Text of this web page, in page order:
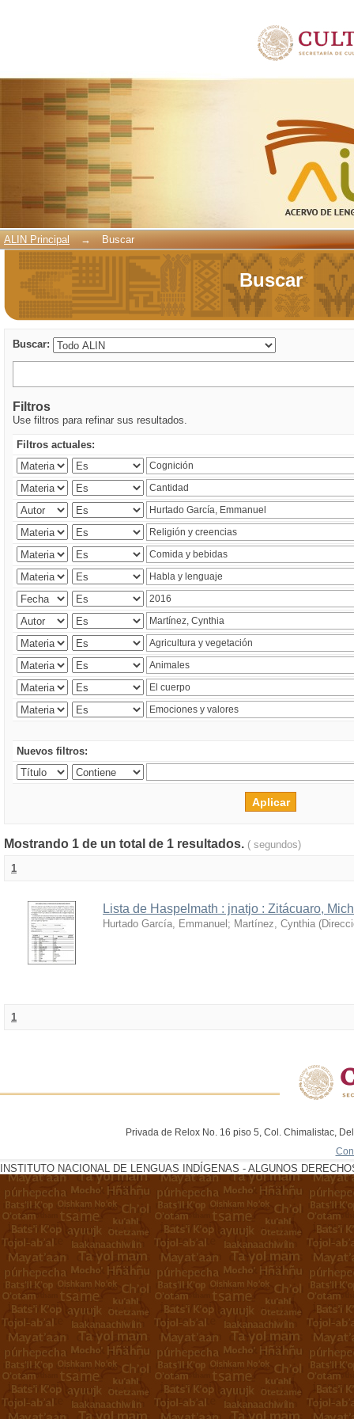
ALIN Principal → Buscar
Buscar
Buscar:
Filtros
Use filtros para refinar sus resultados.
Filtros actuales:
Nuevos filtros:
Mostrando 1 de un total de 1 resultados. ( segundos)
1
Lista de Haspelmath : jnatjo : Zitácuaro,
Hurtado García, Emmanuel ; Martínez, Cynthia (
1
Privada de Relox No. 16 piso 5, Col. Chimalistac,
INSTITUTO NACIONAL DE LENGUAS INDÍGENAS - ALGUNOS